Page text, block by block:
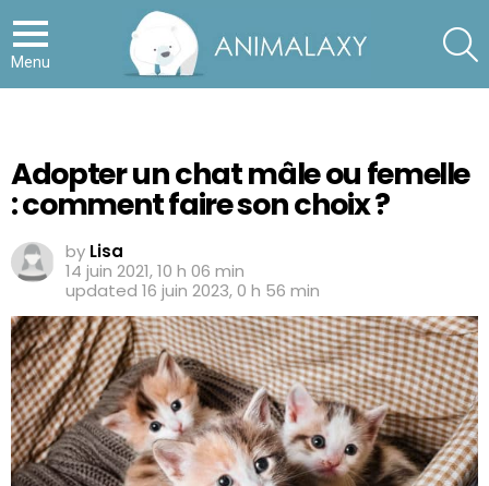
Menu
Adopter un chat mâle ou femelle
: comment faire son choix ?
by Lisa
14 juin 2021, 10 h 06 min
updated 16 juin 2023, 0 h 56 min